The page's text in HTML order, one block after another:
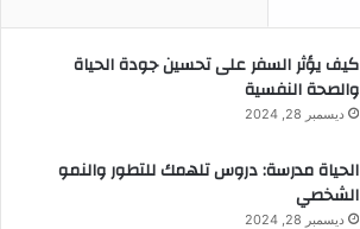
كيف يؤثر السفر على تحسين جودة الحياة
والصحة النفسية
ديسمبر 28, 2024
الحياة مدرسة: دروس تلهمك للتطور والنمو
الشخصي
ديسمبر 28, 2024